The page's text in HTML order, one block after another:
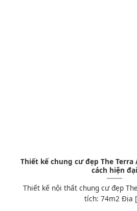
Thiết kế chung cư đẹp The
cách hiện đại
Thiết kế nội thất chung cư đẹp
tích: 74m2 Địa